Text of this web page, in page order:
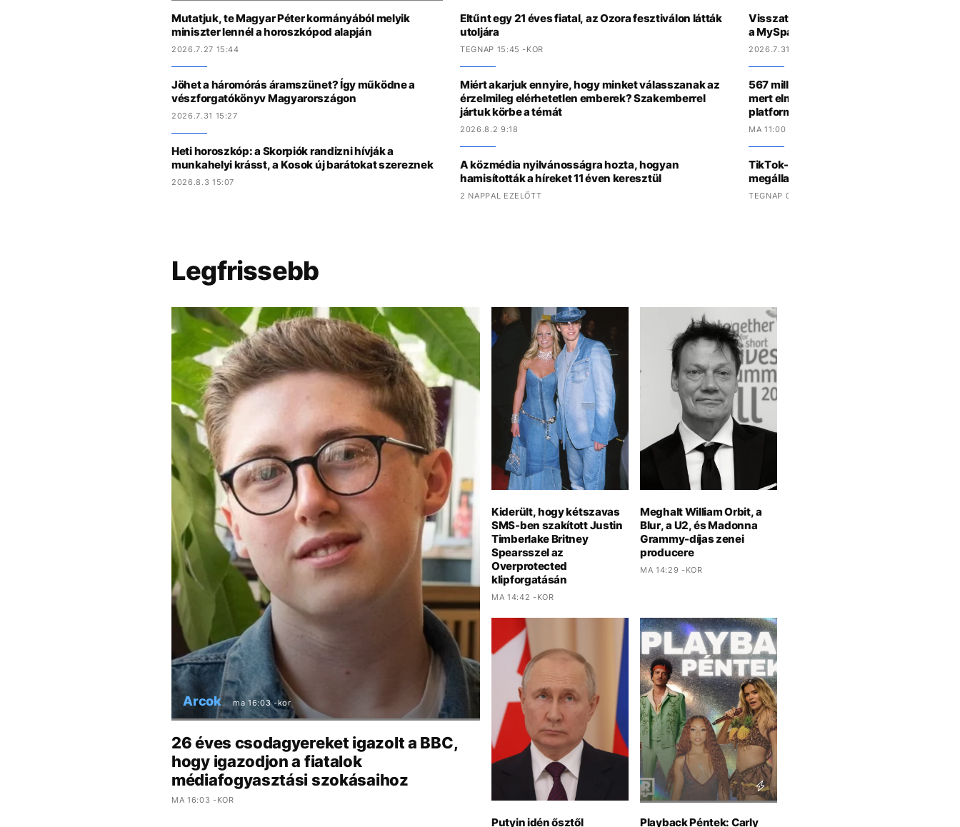
Mutatjuk, te Magyar Péter kormányából melyik
miniszter lennél a horoszkópod alapján
2026.7.27 15:44
Jöhet a háromórás áramszünet? Így működne a
vészforgatókönyv Magyarországon
2026.7.31 15:27
Heti horoszkóp: a Skorpiók randizni hívják a
munkahelyi krásst, a Kosok új barátokat szereznek
2026.8.3 15:07
Eltűnt egy 21 éves fiatal, az Ozora fesztiválon látták
utoljára
TEGNAP 15:45 -KOR
Miért akarjuk ennyire, hogy minket válasszanak az
érzelmileg elérhetetlen emberek? Szakemberrel
jártuk körbe a témát
2026.8.2 9:18
A közmédia nyilvánosságra hozta, hogyan
hamisították a híreket 11 éven keresztül
2 NAPPAL EZELŐTT
Visszatérhet az ikonikus
a MySpace
2026.7.31 11:23
567 millió dolláros rekordbírságot kapott
mert elmulasztotta a gyerekek megfelelő
platformjain
MA 11:00 -KOR
TikTok-videók érkeznek a Disney+-ra
megállapodás részeként
TEGNAP 09:32 -KOR
Legfrissebb
Arcok ma 16:03 -kor
26 éves csodagyereket igazolt a BBC,
hogy igazodjon a fiatalok
médiafogyasztási szokásaihoz
MA 16:03 -KOR
Kiderült, hogy kétszavas
SMS-ben szakított Justin
Timberlake Britney
Spearsszel az
Overprotected
klipforgatásán
MA 14:42 -KOR
Meghalt William Orbit, a
Blur, a U2, és Madonna
Grammy-díjas zenei
producere
MA 14:29 -KOR
Putyin idén ősztől Playback Péntek: Carly